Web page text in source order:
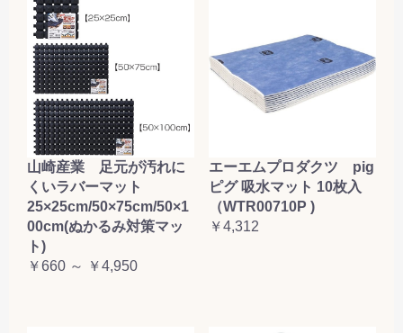
山崎産業 足元が汚れに
くいラバーマット
25×25cm/50×75cm/50×1
00cm(ぬかるみ対策マッ
ト)
￥660 ～ ￥4,950
エーエムプロダクツ pig
ピグ 吸水マット 10枚入
（WTR00710P )
￥4,312